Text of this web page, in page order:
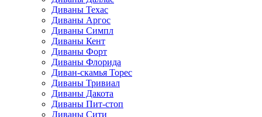
Диваны Техас
Диваны Аргос
Диваны Симпл
Диваны Кент
Диваны Форт
Диваны Флорида
Диван-скамья Торес
Диваны Тривиал
Диваны Дакота
Диваны Пит-стоп
Диваны Сити